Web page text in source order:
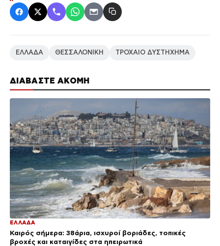
ΔΙΑΒΑΣΤΕ ΑΚΟΜΗ
ΕΛΛΑΔΑ
Καιρός σήμερα: 38άρια, ισχυροί βοριάδες, τοπικές
βροχές και καταιγίδες στα ηπειρωτικά
ΕΛΛΑΔΑ ΘΕΣΣΑΛΟΝΙΚΗ ΤΡΟΧΑΙΟ ΔΥΣΤΗΧΗΜΑ